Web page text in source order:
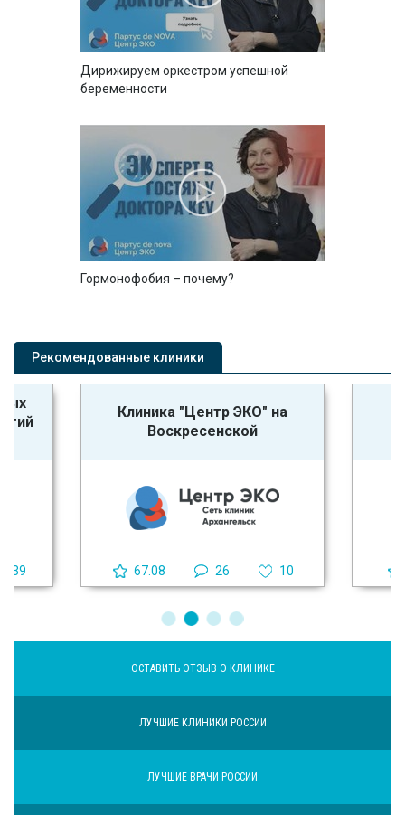
Дирижируем оркестром успешной
беременности
Гормонофобия – почему?
Рекомендованные клиники
39
Клиника "Центр ЭКО" на
Воскресенской
67.08 26 10
ОСТАВИТЬ ОТЗЫВ О КЛИНИКЕ
ЛУЧШИЕ КЛИНИКИ РОССИИ
ЛУЧШИЕ ВРАЧИ РОССИИ